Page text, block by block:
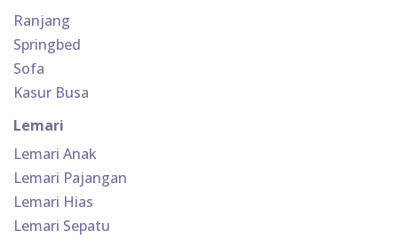
Ranjang
Springbed
Sofa
Kasur Busa
Lemari
Lemari Anak
Lemari Pajangan
Lemari Hias
Lemari Sepatu